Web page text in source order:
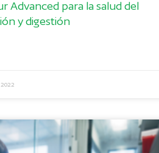
Advanced para la salud del
y digestión